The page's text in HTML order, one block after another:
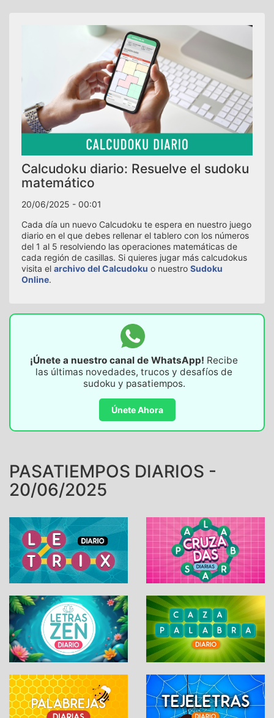
Calcudoku diario: Resuelve el sudoku
matemático
20/06/2025 - 00:01
Cada día un nuevo Calcudoku te espera en nuestro juego
diario en el que debes rellenar el tablero con los números
del 1 al 5 resolviendo las operaciones matemáticas de
cada región de casillas. Si quieres jugar más calcudokus
visita el archivo del Calcudoku o nuestro Sudoku
Online.
¡Únete a nuestro canal de WhatsApp! Recibe
las últimas novedades, trucos y desafíos de
sudoku y pasatiempos.
Únete Ahora
PASATIEMPOS DIARIOS -
20/06/2025